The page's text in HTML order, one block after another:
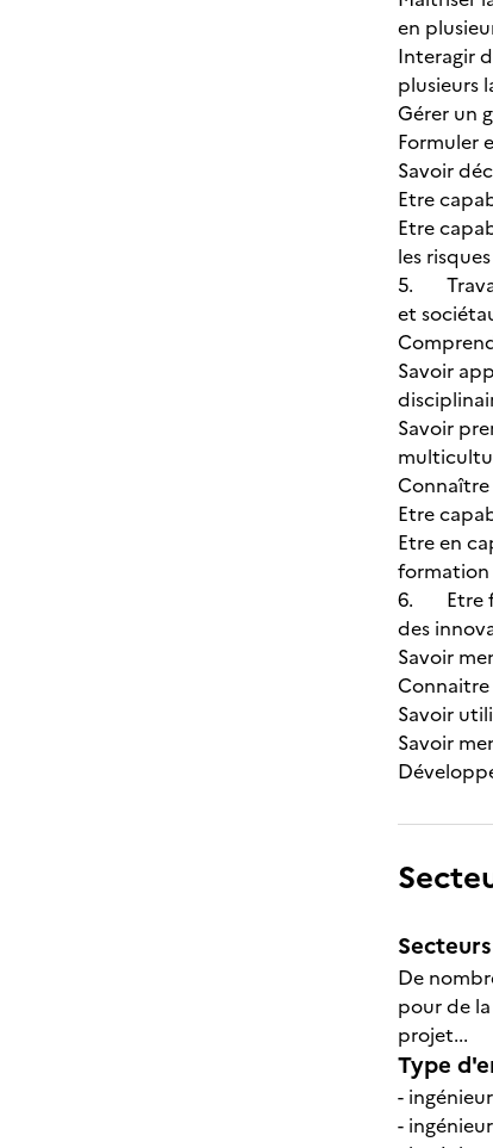
en
Interagir
plusieurs
Gérer un
Formuler
Savoir
Etre
Etre
les
5.
et
Savoir
Savoir
Etre
Etre en
formation
6. Etre
des
Savoir
Savoir
Savoir
De
pour de
projet...
Type
-
-